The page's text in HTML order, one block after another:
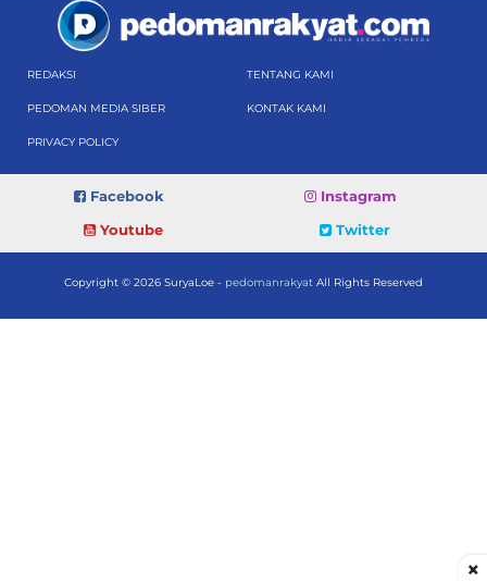
REDAKSI TENTANG KAMI
PEDOMAN MEDIA SIBER KONTAK KAMI
PRIVACY POLICY
Facebook
Instagram
Youtube
Twitter
Copyright © 2026 SuryaLoe - pedomanrakyat All Rights Reserved
×